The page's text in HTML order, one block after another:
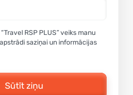
RSP PLUS” veiks manu
saziņai un informācijas
Sūtīt ziņu